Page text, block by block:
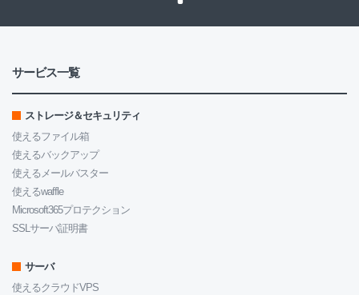
サービス一覧
ストレージ＆セキュリティ
使えるファイル箱
使えるバックアップ
使えるメールバスター
使えるwaffle
Microsoft365プロテクション
SSLサーバ証明書
サーバ
使えるクラウドVPS